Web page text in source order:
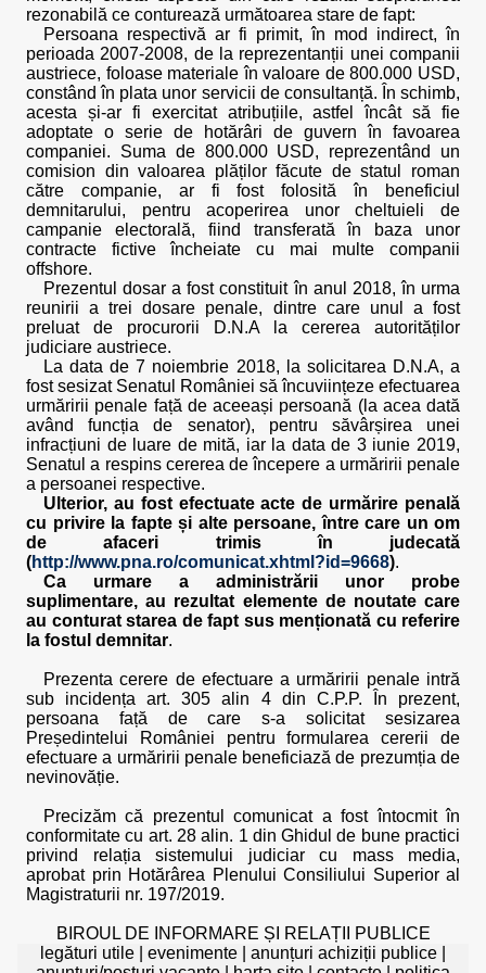
rezonabilă ce conturează următoarea stare de fapt:
Persoana respectivă ar fi primit, în mod indirect, în
perioada 2007-2008, de la reprezentanții unei companii
austriece, foloase materiale în valoare de 800.000 USD,
constând în plata unor servicii de consultanță. În schimb,
acesta și-ar fi exercitat atribuțiile, astfel încât să fie
adoptate o serie de hotărâri de guvern în favoarea
companiei. Suma de 800.000 USD, reprezentând un
comision din valoarea plăților făcute de statul roman
către companie, ar fi fost folosită în beneficiul
demnitarului, pentru acoperirea unor cheltuieli de
campanie electorală, fiind transferată în baza unor
contracte fictive încheiate cu mai multe companii
offshore.
Prezentul dosar a fost constituit în anul 2018, în urma
reunirii a trei dosare penale, dintre care unul a fost
preluat de procurorii D.N.A la cererea autorităților
judiciare austriece.
La data de 7 noiembrie 2018, la solicitarea D.N.A, a
fost sesizat Senatul României să încuviințeze efectuarea
urmăririi penale față de aceeași persoană (la acea dată
având funcția de senator), pentru săvârșirea unei
infracțiuni de luare de mită, iar la data de 3 iunie 2019,
Senatul a respins cererea de începere a urmăririi penale
a persoanei respective.
Ulterior, au fost efectuate acte de urmărire penală
cu privire la fapte și alte persoane, între care un om
de afaceri trimis în judecată
(http://www.pna.ro/comunicat.xhtml?id=9668).
Ca urmare a administrării unor probe
suplimentare, au rezultat elemente de noutate care
au conturat starea de fapt sus menționată cu referire
la fostul demnitar.
Prezenta cerere de efectuare a urmăririi penale intră
sub incidența art. 305 alin 4 din C.P.P. În prezent,
persoana față de care s-a solicitat sesizarea
Președintelui României pentru formularea cererii de
efectuare a urmăririi penale beneficiază de prezumția de
nevinovăție.
Precizăm că prezentul comunicat a fost întocmit în
conformitate cu art. 28 alin. 1 din Ghidul de bune practici
privind relația sistemului judiciar cu mass media,
aprobat prin Hotărârea Plenului Consiliului Superior al
Magistraturii nr. 197/2019.
BIROUL DE INFORMARE ȘI RELAȚII PUBLICE
legături utile
evenimente anunțuri achiziții publice